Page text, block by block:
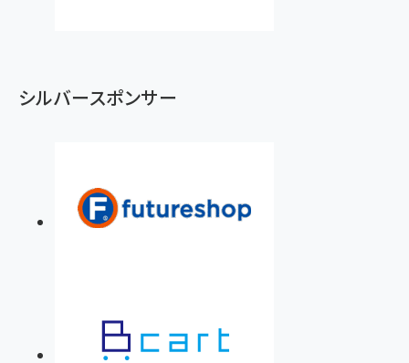
シルバースポンサー